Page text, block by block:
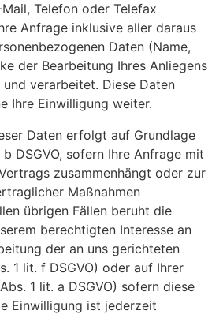
Telefon oder Telefax
Anfrage inklusive aller daraus
Daten (Name,
der Bearbeitung Ihres Anliegens
verarbeitet. Diese Daten
Ihre Einwilligung weiter.
Daten erfolgt auf Grundlage
DSGVO, sofern Ihre Anfrage mit
zusammenhängt oder zur
Maßnahmen
übrigen Fällen beruht die
berechtigten Interesse an
der an uns gerichteten
1 lit. f DSGVO) oder auf Ihrer
1 lit. a DSGVO) sofern diese
Einwilligung ist jederzeit